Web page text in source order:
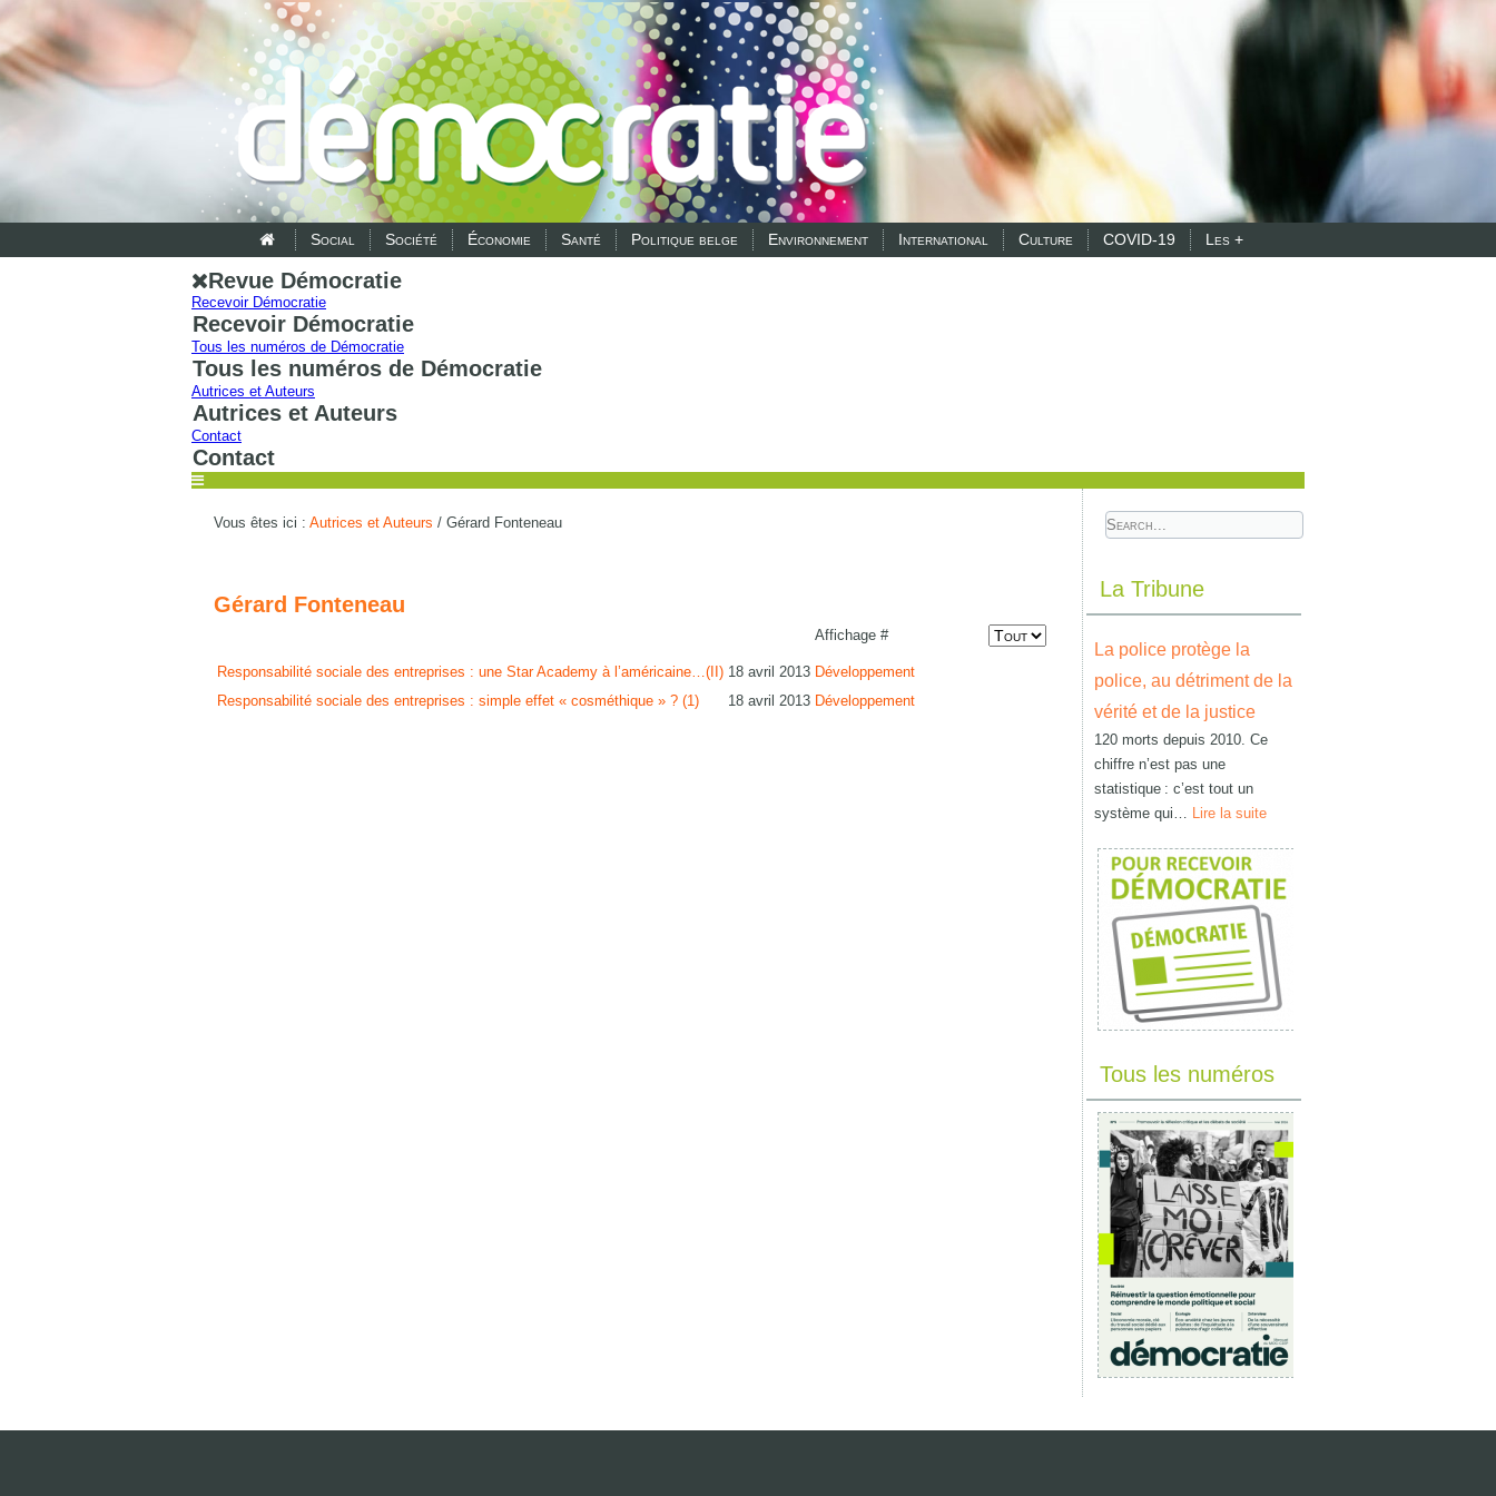
Social Société Économie Santé Politique belge Environnement International Culture COVID-19 Les +
Revue Démocratie
Recevoir Démocratie
Recevoir Démocratie
Tous les numéros de Démocratie
Tous les numéros de Démocratie
Autrices et Auteurs
Autrices et Auteurs
Contact
Contact
Vous êtes ici : Autrices et Auteurs / Gérard Fonteneau
Gérard Fonteneau
Affichage #
Responsabilité sociale des entreprises : une Star Academy à l’américaine…(II) 18 avril 2013 Développement
Responsabilité sociale des entreprises : simple effet « cosméthique » ? (1)
18 avril 2013 Développement
La Tribune
La police protège la
police, au détriment de la
vérité et de la justice
120 morts depuis 2010. Ce
chiffre n’est pas une
statistique : c’est tout un
système qui… Lire la suite
Tous les numéros